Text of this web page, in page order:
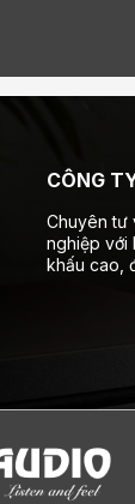
CÔNG
Chuyên tư
nghiệp với
khấu cao,